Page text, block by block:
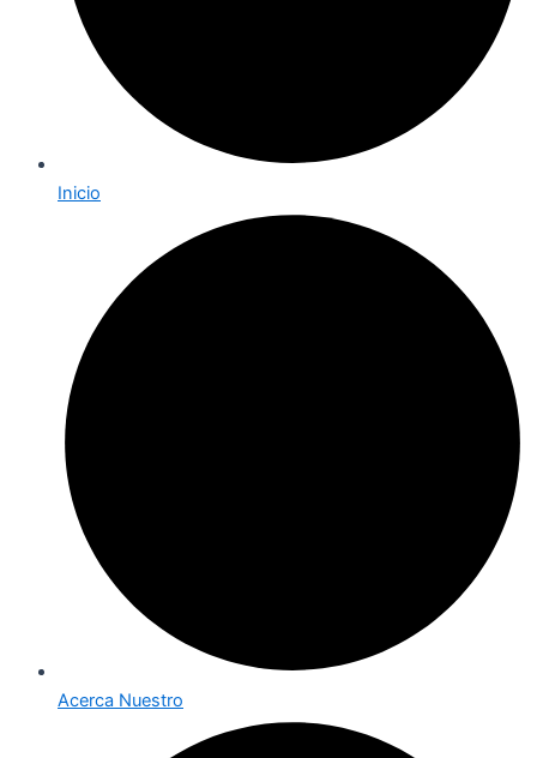
Inicio
Acerca Nuestro